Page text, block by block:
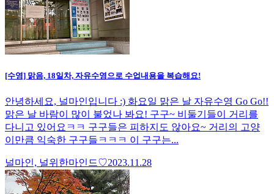
[수영] 맑음, 18일차, 자유수영으로 수업내용을 복습해요!
안녕하세요, 널마인입니다 :) 화요일 맑은 날 자유수영 Go Go!!
맑은 날 바람이 많이 불었나 봐요! 구구~ 비둘기들이 거리를
다니고 있어요ㅋㅋ 구구들은 피하지도 않아요~ 거리의 고양
이만큼 익숙한 구구들ㅋㅋㅋ 이 구구는...
널마인, 널위한마인드♡2023.11.28